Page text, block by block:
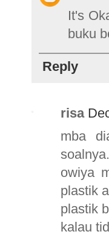
It's
buku
Reply
risa
mba
owiya
plastik
plastik
kalau